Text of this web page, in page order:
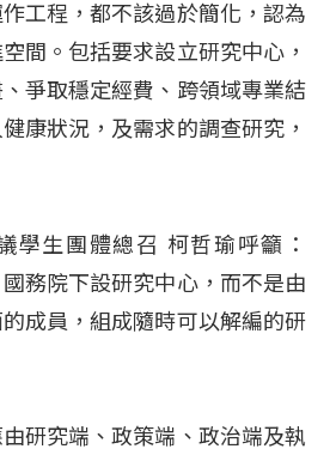
工程，都不該過於簡化，認為
間。包括要求設立研究中心，
爭取穩定經費、跨領域專業結
康狀況，及需求的調查研究，
學生團體總召 柯哲瑜呼籲：
國務院下設研究中心，而不是由
成員，組成隨時可以解編的研
研究端、政策端、政治端及執